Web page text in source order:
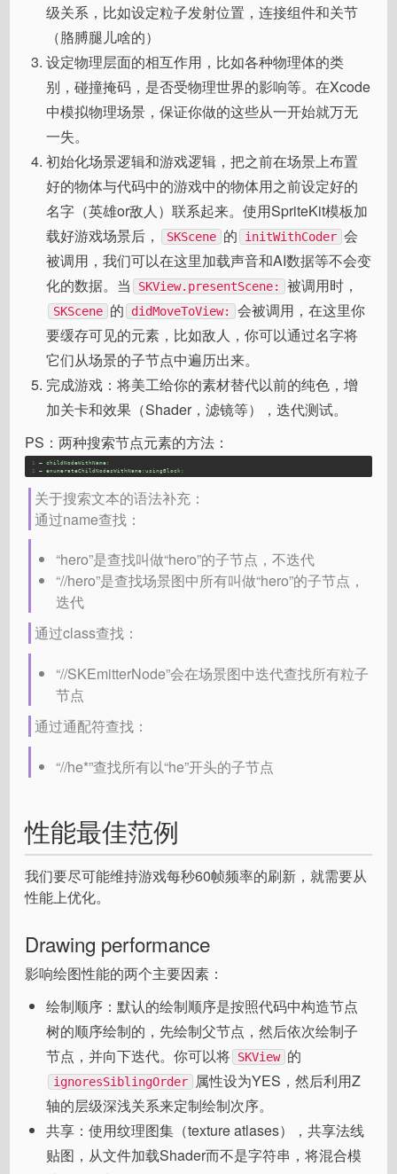
级关系，比如设定粒子发射位置，连接组件和关节
（胳膊腿儿啥的）
设定物理层面的相互作用，比如各种物理体的类
别，碰撞掩码，是否受物理世界的影响等。在Xcode
中模拟物理场景，保证你做的这些从一开始就万无
一失。
初始化场景逻辑和游戏逻辑，把之前在场景上布置
好的物体与代码中的游戏中的物体用之前设定好的
名字（英雄or敌人）联系起来。使用SpriteKit模板加
载好游戏场景后，
SKScene 的 initWithCoder 会
被调用，我们可以在这里加载声音和AI数据等不会变
化的数据。当
SKView.presentScene: 被调用时，
SKScene 的 didMoveToView:
会被调用，在这里你
要缓存可见的元素，比如敌人，你可以通过名字将
它们从场景的子节点中遍历出来。
完成游戏：将美工给你的素材替代以前的纯色，增
加关卡和效果（Shader，滤镜等），迭代测试。
PS：两种搜索节点元素的方法：
1
2
– childNodeWithName:
– enumerateChildNodesWithName:usingBlock:
关于搜索文本的语法补充：
通过name查找：
“hero”是查找叫做“hero”的子节点，不迭代
“//hero”是查找场景图中所有叫做“hero”的子节点，
迭代
通过class查找：
“//SKEmitterNode”会在场景图中迭代查找所有粒子
节点
通过通配符查找：
“//he*”查找所有以“he”开头的子节点
性能最佳范例
我们要尽可能维持游戏每秒60帧频率的刷新，就需要从
性能上优化。
Drawing performance
影响绘图性能的两个主要因素：
绘制顺序：默认的绘制顺序是按照代码中构造节点
树的顺序绘制的，先绘制父节点，然后依次绘制子
节点，并向下迭代。你可以将 SKView 的
ignoresSiblingOrder
属性设为YES，然后利用Z
轴的层级深浅关系来定制绘制次序。
共享：使用纹理图集（texture atlases），共享法线
贴图，从文件加载Shader而不是字符串，将混合模